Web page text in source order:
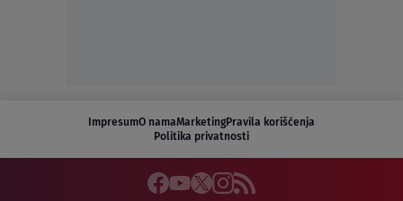
ImpresumO namaMarketingPravila korišćenja
Politika privatnosti